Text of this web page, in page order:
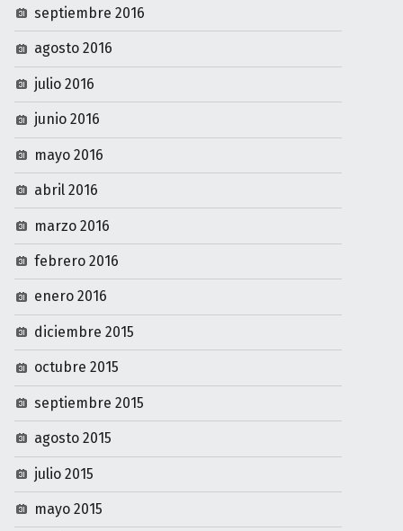
septiembre 2016
agosto 2016
julio 2016
junio 2016
mayo 2016
abril 2016
marzo 2016
febrero 2016
enero 2016
diciembre 2015
octubre 2015
septiembre 2015
agosto 2015
julio 2015
mayo 2015